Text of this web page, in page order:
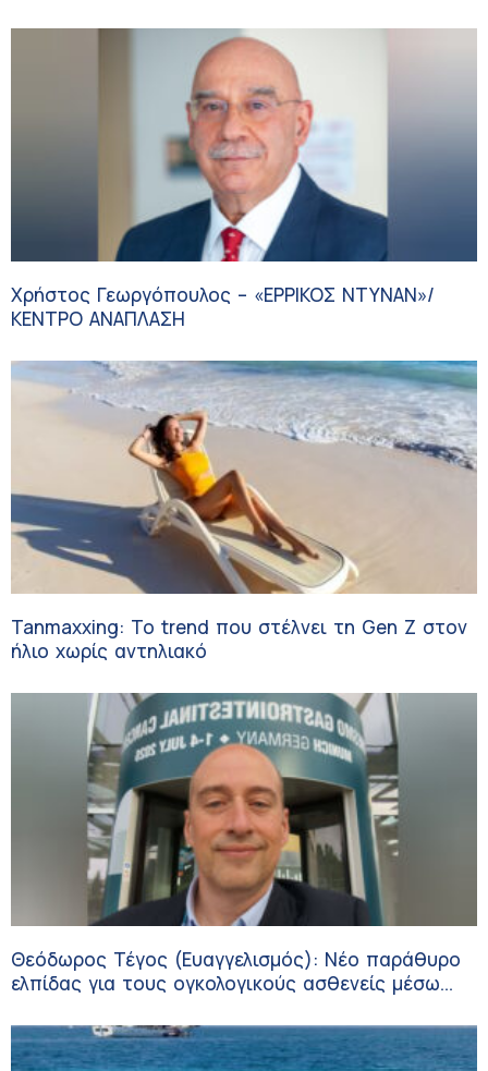
Χρήστος Γεωργόπουλος – «ΕΡΡΙΚΟΣ ΝΤΥΝΑΝ»/
ΚΕΝΤΡΟ ΑΝΑΠΛΑΣΗ
Tanmaxxing: To trend που στέλνει τη Gen Z στον
ήλιο χωρίς αντηλιακό
Θεόδωρος Τέγος (Ευαγγελισμός): Νέο παράθυρο
ελπίδας για τους ογκολογικούς ασθενείς μέσω